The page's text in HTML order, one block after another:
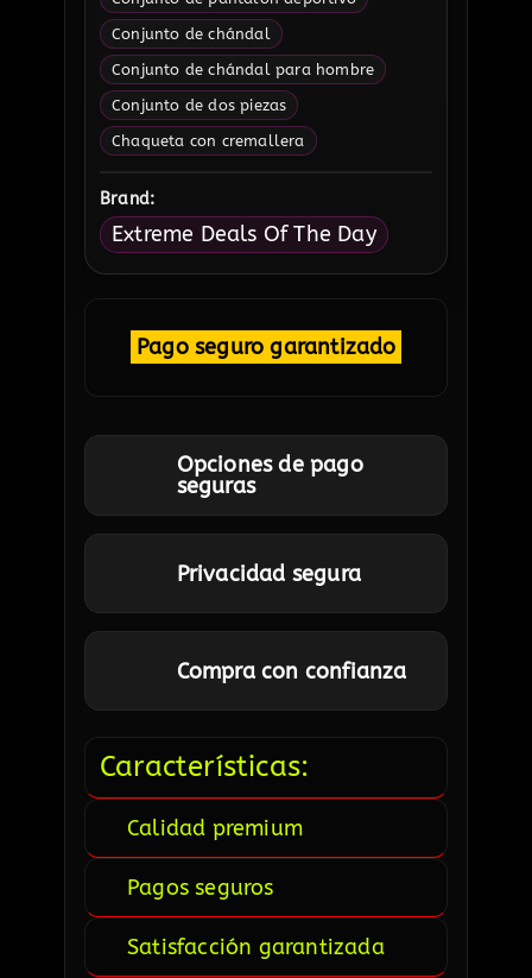
Conjunto de chándal
Conjunto de chándal para hombre
Conjunto de dos piezas
Chaqueta con cremallera
Brand:
Extreme Deals Of The Day
Pago seguro garantizado
Opciones de pago
seguras
Privacidad segura
Compra con confianza
Características:
Calidad premium
Pagos seguros
Satisfacción garantizada